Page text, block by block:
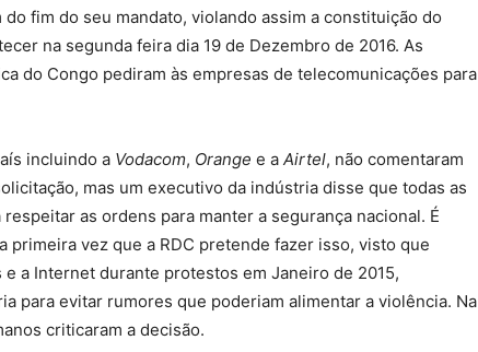
fim do seu mandato, violando assim a constituição do
na segunda feira dia 19 de Dezembro de 2016. As
do Congo pediram às empresas de telecomunicações para
incluindo a Vodacom, Orange e a Airtel, não comentaram
mas um executivo da indústria disse que todas as
as ordens para manter a segurança nacional. É
primeira vez que a RDC pretende fazer isso, visto que
a Internet durante protestos em Janeiro de 2015,
para evitar rumores que poderiam alimentar a violência. Na
criticaram a decisão.